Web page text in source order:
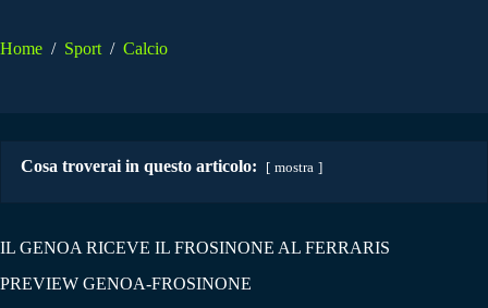
Home / Sport / Calcio
Cosa troverai in questo articolo: mostra
IL GENOA RICEVE IL FROSINONE AL FERRARIS
PREVIEW GENOA-FROSINONE